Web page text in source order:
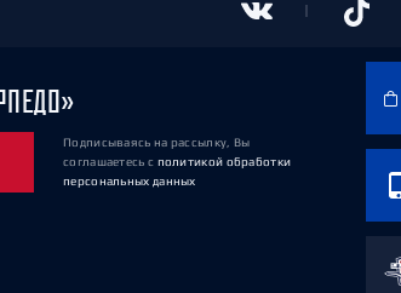
Подписываясь на рассылку, Вы
соглашаетесь с политикой обработки
персональных данных